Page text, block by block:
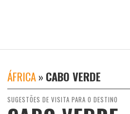
ÁFRICA» CABO VERDE
SUGESTÕES DE VISITA PARA O DESTINO